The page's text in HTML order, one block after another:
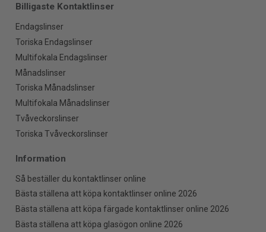
Billigaste Kontaktlinser
Endagslinser
Toriska Endagslinser
Multifokala Endagslinser
Månadslinser
Toriska Månadslinser
Multifokala Månadslinser
Tvåveckorslinser
Toriska Tvåveckorslinser
Information
Så beställer du kontaktlinser online
Bästa ställena att köpa kontaktlinser online 2026
Bästa ställena att köpa färgade kontaktlinser online 2026
Bästa ställena att köpa glasögon online 2026